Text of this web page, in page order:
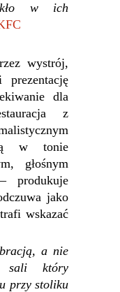
w ich
wystrój,
dla
z
w tonie
głośnym
produkuje
jako
wskazać
a nie
sali który
przy stoliku